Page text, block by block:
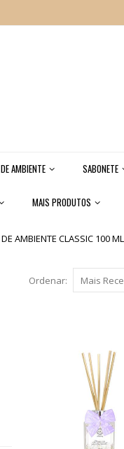
AMBIENTE SABONETE
MAIS PRODUTOS
AMBIENTE CLASSIC 100 ML
Ordenar: